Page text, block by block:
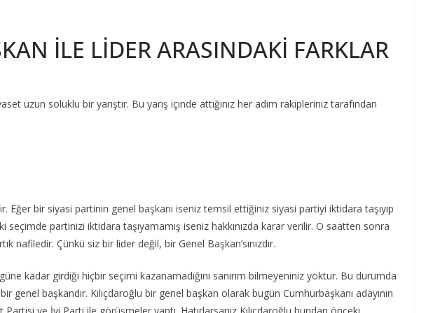
İLE LİDER ARASINDAKİ FARKLAR
uzun soluklu bir yarıştır. Bu yarış içinde attığınız her adım rakipleriniz tarafından
Eğer bir siyasi partinin genel başkanı iseniz temsil ettiğiniz siyasi partiyi iktidara taşıyıp
iki seçimde partinizi iktidara taşıyamamış iseniz hakkınızda karar verilir. O saatten sonra
nafiledir. Çünkü siz bir lider değil, bir Genel Başkan’sınızdır.
kadar girdiği hiçbir seçimi kazanamadığını sanırım bilmeyeniniz yoktur. Bu durumda
genel başkandır. Kılıçdaroğlu bir genel başkan olarak bugün Cumhurbaşkanı adayının